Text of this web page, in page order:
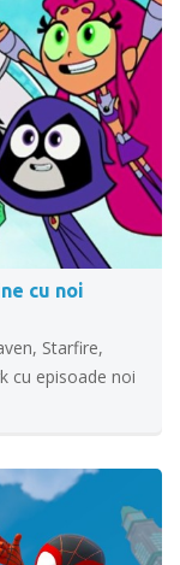
cu noi
Starfire,
cu episoade noi